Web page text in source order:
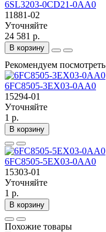
6SL3203-0CD21-0AA0
11881-02
Уточняйте
24 581 р.
В корзину
Рекомендуем посмотреть
6FC8505-3EX03-0AA0
15294-01
Уточняйте
1 р.
В корзину
6FC8505-5EX03-0AA0
15303-01
Уточняйте
1 р.
В корзину
Похожие товары